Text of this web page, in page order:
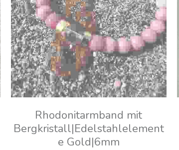
Rhodonitarmband mit
Bergkristall|Edelstahlelement
e Gold|6mm